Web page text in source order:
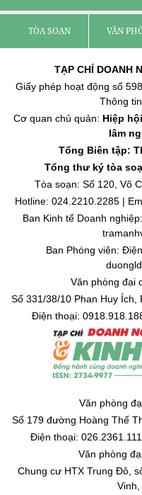
TÒA SOẠN VĂN
TẠP CHÍ DOANH
Giấy phép hoạt động số
Thông
Cơ quan chủ quản: Hiệp
lâm
Tổng Biên tập:
Tổng thư ký tòa
Tòa soạn: Số 120, Võ
Hotline: 024.2210.2285 |
Ban Kinh tế Doanh
Ban Phóng viên:
Văn phòng đại
Số 331/38/10 Phan Huy Ích,
Điện thoại:
Văn phòng
Số 179 đường Hoàng Thế
Điện thoại:
Văn phòng
Chung cư HTX Trung Đô,
Vinh,